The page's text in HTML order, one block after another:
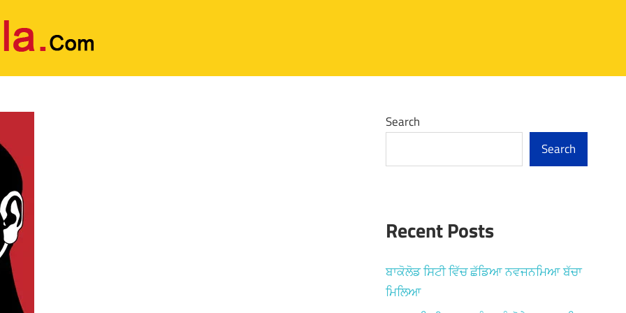
Search
Search
Recent Posts
ਬਾਕੋਲੋਡ ਸਿਟੀ ਵਿੱਚ ਛੱਡਿਆ ਨਵਜਨਮਿਆ ਬੱਚਾ
ਮਿਲਿਆ